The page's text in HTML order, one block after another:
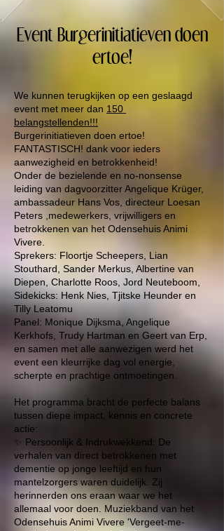
Event Burgerinitiatieven doen
ertoe!
We kunnen terugkijken op een geslaagd
event met meer dan 150
belangstellenden!!!
Burgerinitiatieven doen ertoe!
FANTASTISCH! dank voor ieders
aanwezigheid en betrokkenheid!
Onder de bezielende en no-nonsense
leiding van dagvoorzitterAngelique Krüger,
ambassadeur Hans Vos, directeur Loesan
Peters ,medewerkers, vrijwilligers en
betrokkenen van het Odensehuis Animi
Vivere.
Sprekers: Floortje Scheepers, Lian
Stouthard, Sander Merkus, Albertine van
Diepen, Charlotte Roos, Jord Neuteboom,
Sidekicks: Henk Nies, Tjitske Heunder en
Tilly Leatomu
Panel: Monique Dijksma, Angelique
Kerkhofs, Trudy Hartman en Geert van Erp,
en samen met alle aanwezigen werd het
event een kleurrijke dag vol energie,
scherpte en prachtige ontmoetingen.
Het programma bracht de perfecte balans
tussen diepe impact, kennis en concrete
actie:
✨ Persoonlijk & Indrukwekkend: De
verhalen van direct betrokkenen met
dementie op jonge leeftijd en hun
mantelzorgers waren duidelijk. Zij
herinnerden ons eraan waar we het
allemaal voor doen. Muziekband van het
Odensehuis Animi Vivere 'Vergeet-me-